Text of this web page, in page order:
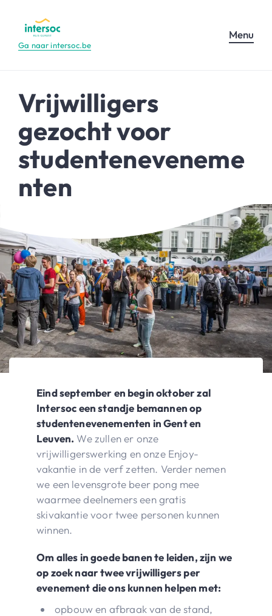
Ga naar intersoc.be
Menu
Vrijwilligers
gezocht voor
studenteneveneme
nten
Eind september en begin oktober zal
Intersoc een standje bemannen op
studentenevenementen in Gent en
Leuven. We zullen er onze
vrijwilligerswerking en onze Enjoy-
vakantie in de verf zetten. Verder nemen
we een levensgrote beer pong mee
waarmee deelnemers een gratis
skivakantie voor twee personen kunnen
winnen.
Om alles in goede banen te leiden, zijn we
op zoek naar twee vrijwilligers per
evenement die ons kunnen helpen met:
opbouw en afbraak van de stand,